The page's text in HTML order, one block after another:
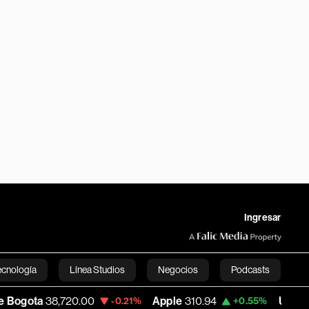
Ingresar
Línea Studios Negocios Podcasts
English-0.21% Apple 310.94 +0.55% USD COP